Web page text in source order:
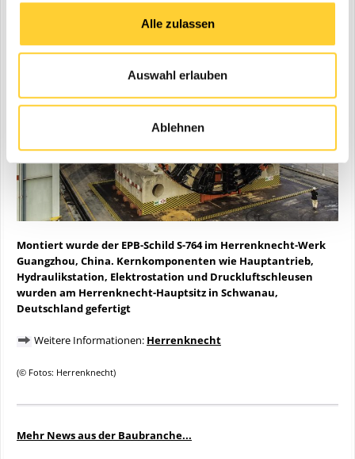
Alle zulassen
Auswahl erlauben
Ablehnen
Montiert wurde der EPB-Schild S-764 im Herrenknecht-Werk
Guangzhou, China. Kernkomponenten wie Hauptantrieb,
Hydraulikstation, Elektrostation und Druckluftschleusen
wurden am Herrenknecht-Hauptsitz in Schwanau,
Deutschland gefertigt
Weitere Informationen: Herrenknecht
(© Fotos: Herrenknecht)
Mehr News aus der Baubranche...